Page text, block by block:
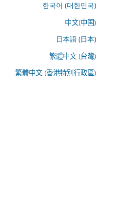
한국어 (대한민국)
中文(中国)
日本語 (日本)
繁體中文 (台灣)
繁體中文 (香港特別行政區)